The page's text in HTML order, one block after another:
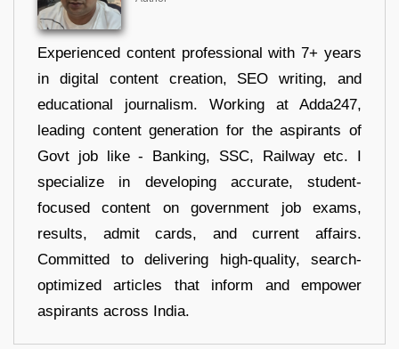
Experienced content professional with 7+ years
in digital content creation, SEO writing, and
educational journalism. Working at Adda247,
leading content generation for the aspirants of
Govt job like - Banking, SSC, Railway etc. I
specialize in developing accurate, student-
focused content on government job exams,
results, admit cards, and current affairs.
Committed to delivering high-quality, search-
optimized articles that inform and empower
aspirants across India.